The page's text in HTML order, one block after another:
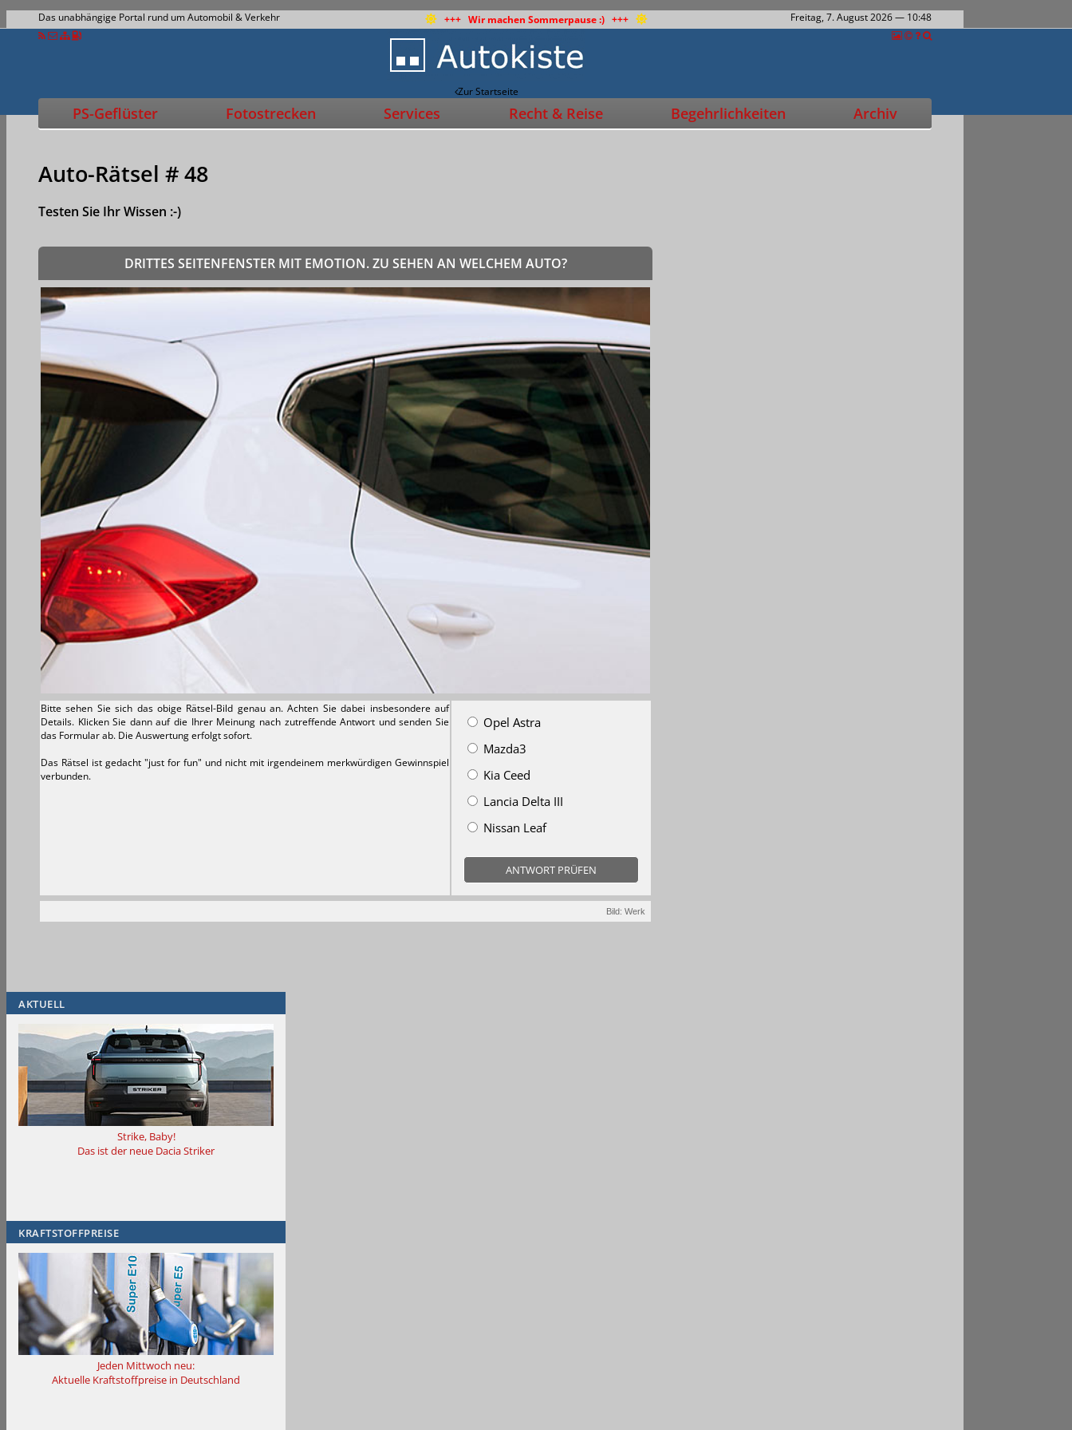
Das unabhängige Portal rund um Automobil & Verkehr +++ Wir machen Sommerpause :) +++ Freitag, 7. August 2026— 10:48
Zur Startseite
PS-Geflüster Fotostrecken Services Recht & Reise Begehrlichkeiten Archiv
Auto-Rätsel # 48
Testen Sie Ihr Wissen :-)
DRITTES SEITENFENSTER MIT EMOTION. ZU SEHEN AN WELCHEM AUTO?
Bitte sehen Sie sich das obige Rätsel-Bild genau an. Achten Sie dabei insbesondere auf
Details. Klicken Sie dann auf die Ihrer Meinung nach zutreffende Antwort und senden Sie
das Formular ab. Die Auswertung erfolgt sofort.
Das Rätsel ist gedacht "just for fun" und nicht mit irgendeinem merkwürdigen Gewinnspiel
verbunden.
Opel Astra
Mazda3
Kia Ceed
Lancia Delta III
Nissan Leaf
ANTWORT PRÜFEN
Bild: Werk
AKTUELL
Strike, Baby!
Das ist der neue Dacia Striker
KRAFTSTOFFPREISE
Jeden Mittwoch neu:
Aktuelle Kraftstoffpreise in Deutschland